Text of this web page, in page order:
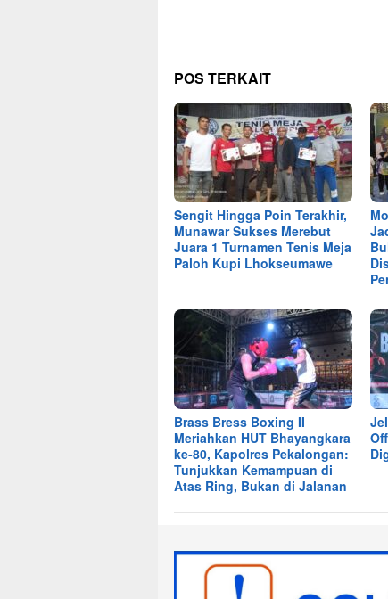
POS TERKAIT
Sengit Hingga Poin Terakhir,
Munawar Sukses Merebut
Juara 1 Turnamen Tenis Meja
Paloh Kupi Lhokseumawe
Brass Bress Boxing II
Meriahkan HUT Bhayangkara
ke-80, Kapolres Pekalongan:
Tunjukkan Kemampuan di
Atas Ring, Bukan di Jalanan